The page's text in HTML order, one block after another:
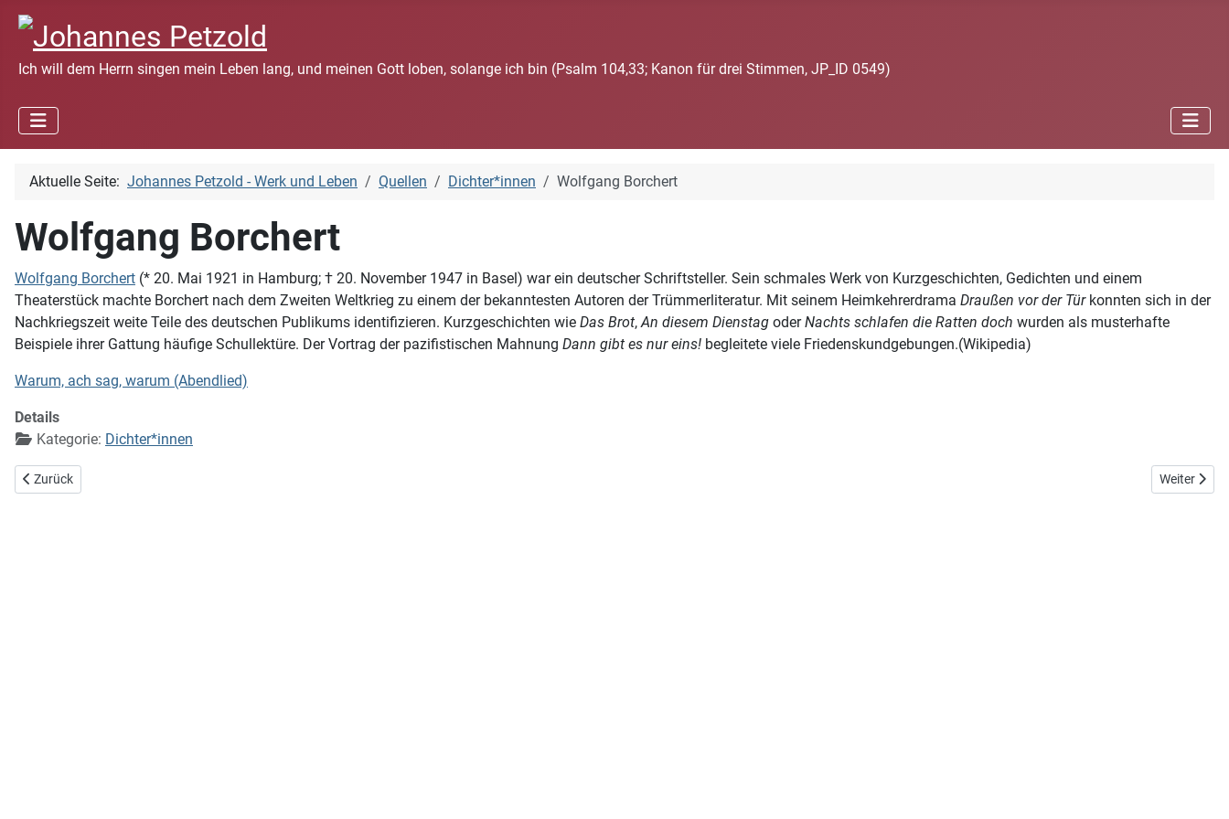
Ich will dem Herrn singen mein Leben lang, und meinen Gott loben, solange ich bin (Psalm 104,33; Kanon für drei Stimmen, JP_ID 0549)
Aktuelle Seite: Johannes Petzold - Werk und Leben Quellen Dichter*innen Wolfgang Borchert
Wolfgang Borchert
Wolfgang Borchert (* 20. Mai 1921 in Hamburg; † 20. November 1947 in Basel) war ein deutscher Schriftsteller. Sein schmales Werk von Kurzgeschichten, Gedichten und einem
Theaterstück machte Borchert nach dem Zweiten Weltkrieg zu einem der bekanntesten Autoren der Trümmerliteratur. Mit seinem Heimkehrerdrama Draußen vor der Türkonnten sich in der
Nachkriegszeit weite Teile des deutschen Publikums identifizieren. Kurzgeschichten wie Das Brot, An diesem Dienstag oderNachts schlafen die Ratten doch wurden als musterhafte
Beispiele ihrer Gattung häufige Schullektüre. Der Vortrag der pazifistischen Mahnung Dann gibt es nur eins! begleitete viele Friedenskundgebungen.(Wikipedia)
Warum, ach sag, warum (Abendlied)
Details
Kategorie: Dichter*innen
Vorheriger Beitrag: Will Vesper
Zurück Nächster
Weiter